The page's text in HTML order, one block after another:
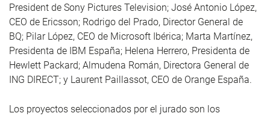
President de Sony Pictures Television; José Antonio López,
CEO de Ericsson; Rodrigo del Prado, Director General de
BQ; Pilar López, CEO de Microsoft Ibérica; Marta Martínez,
Presidenta de IBM España; Helena Herrero, Presidenta de
Hewlett Packard; Almudena Román, Directora General de
ING DIRECT; y Laurent Paillassot, CEO de Orange España.
Los proyectos seleccionados por el jurado son los